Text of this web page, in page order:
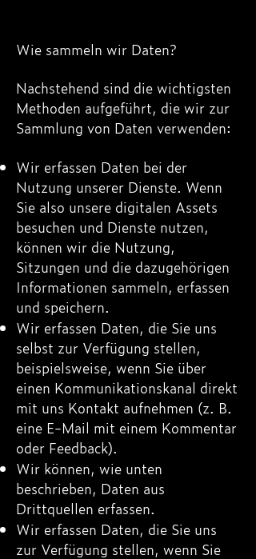
Wie sammeln wir Daten?
Nachstehend sind die wichtigsten
Methoden aufgeführt, die wir zur
Sammlung von Daten verwenden:
Wir erfassen Daten bei der
Nutzung unserer Dienste. Wenn
Sie also unsere digitalen Assets
besuchen und Dienste nutzen,
können wir die Nutzung,
Sitzungen und die dazugehörigen
Informationen sammeln, erfassen
und speichern.
Wir erfassen Daten, die Sie uns
selbst zur Verfügung stellen,
beispielsweise, wenn Sie über
einen Kommunikationskanal direkt
mit uns Kontakt aufnehmen (z. B.
eine E-Mail mit einem Kommentar
oder Feedback).
Wir können, wie unten
beschrieben, Daten aus
Drittquellen erfassen.
Wir erfassen Daten, die Sie uns
zur Verfügung stellen, wenn Sie